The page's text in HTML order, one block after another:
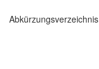
Abkürzungsverzeichnis